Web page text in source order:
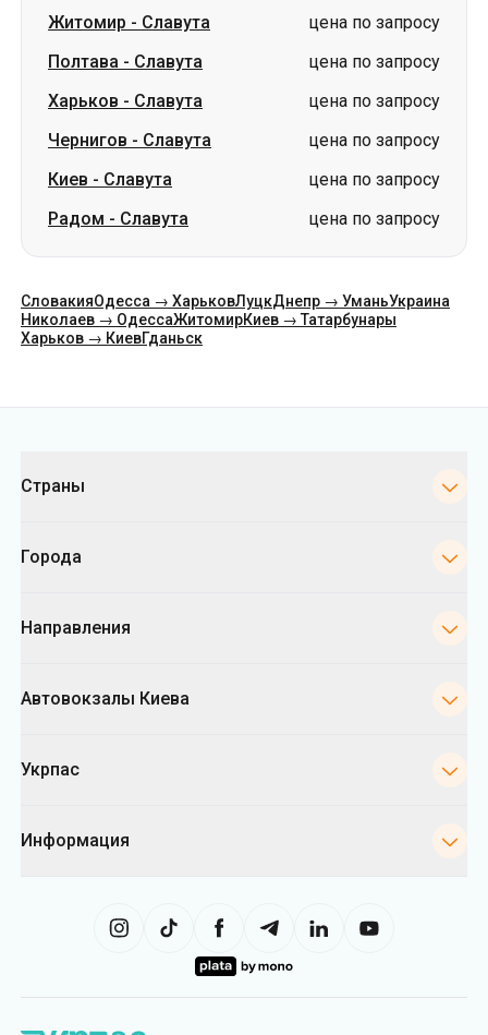
Житомир - Славута
цена по запросу
Полтава - Славута
цена по запросу
Харьков - Славута
цена по запросу
Чернигов - Славута
цена по запросу
Киев - Славута
цена по запросу
Радом - Славута цена по запросу
СловакияОдесса → ХарьковЛуцкДнепр → УманьУкраина
Николаев → ОдессаЖитомирКиев → Татарбунары
Харьков → КиевГданьск
Страны
Города
Направления
Автовокзалы Киева
Укрпас
Информация